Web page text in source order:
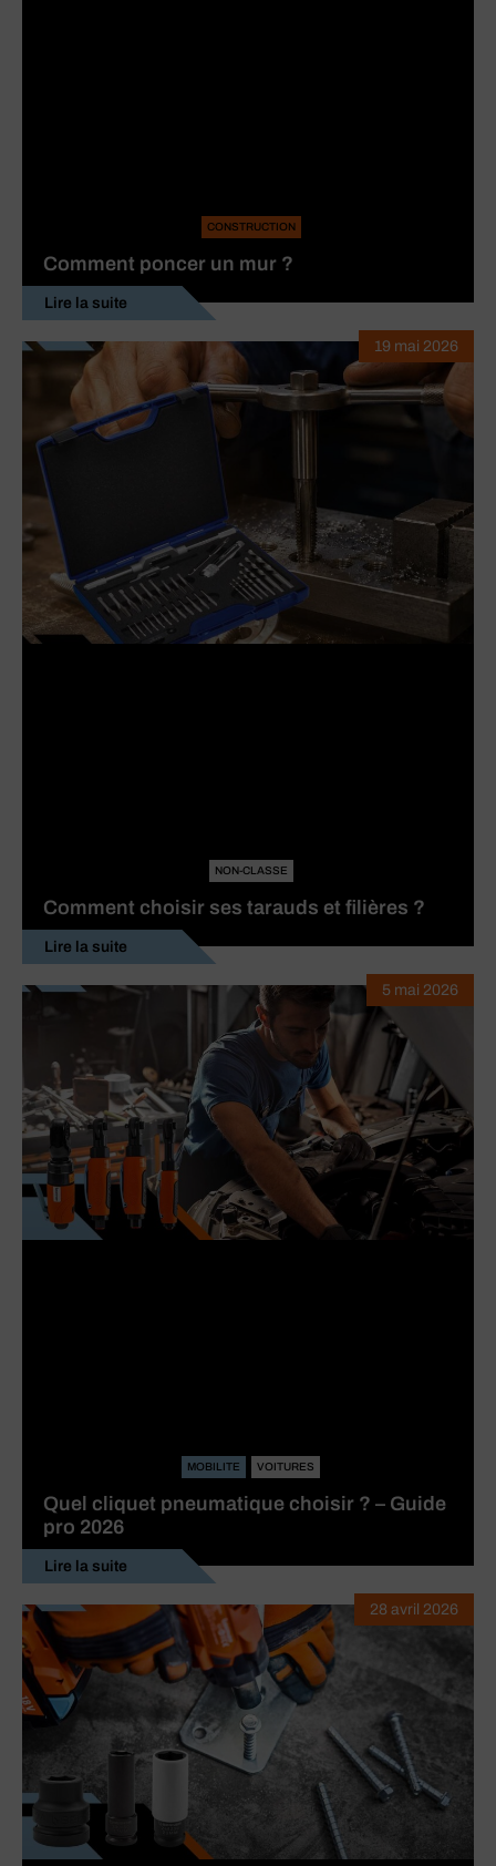
CONSTRUCTION
Comment poncer un mur ?
Lire la suite
NON-CLASSE
Comment choisir ses tarauds et filières ?
Lire la suite
19 mai 2026
MOBILITE VOITURES
Quel cliquet pneumatique choisir ? – Guide
pro 2026
Lire la suite
5 mai 2026
28 avril 2026